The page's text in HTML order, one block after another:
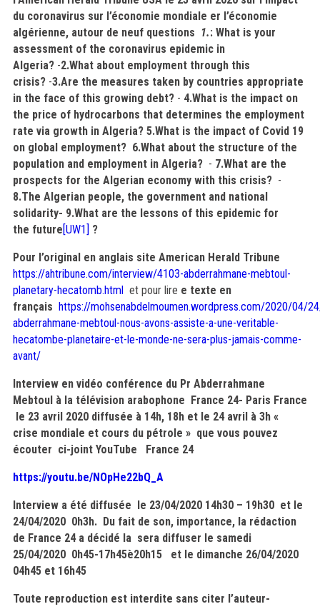
du coronavirus sur l’économie mondiale er l’économie
algérienne, autour de neuf questions 1.: What is your
assessment of the coronavirus epidemic in
Algeria?-2.What about employment through this
crisis?-3.Are the measures taken by countries appropriate
in the face of this growing debt? - 4.What is the impact on
the price of hydrocarbons that determines the employment
rate via growth in Algeria? 5.What is the impact of Covid 19
on global employment? 6.What about the structure of the
population and employment in Algeria?- 7.What are the
prospects for the Algerian economy with this crisis?-
8.The Algerian people, the government and national
solidarity- 9.What are the lessons of this epidemic for
the future[UW1] ?
Pour l’original en anglais site American Herald Tribune
https://ahtribune.com/interview/4103-abderrahmane-mebtoul-
planetary-hecatomb.htmlet pour lire e texte en
français https://mohsenabdelmoumen.wordpress.com/2020/04/
abderrahmane-mebtoul-nous-avons-assiste-a-une-veritable-
hecatombe-planetaire-et-le-monde-ne-sera-plus-jamais-comme-
avant/
Interview en vidéo conférence du Pr Abderrahmane
Mebtoul à la télévision arabophone France 24- Paris France
le 23 avril 2020 diffusée à 14h, 18h et le 24 avril à 3h «
crise mondiale et cours du pétrole » que vous pouvez
écouter ci-joint YouTube France 24
https://youtu.be/NOpHe22bQ_A
Interview a été diffusée le 23/04/2020 14h30 – 19h30 et le
24/04/2020 0h3h. Du fait de son, importance, la rédaction
de France 24 a décidé la sera diffuser le samedi
25/04/2020 0h45-17h45è20h15 et le dimanche 26/04/2020
04h45 et 16h45
Toute reproduction est interdite sans citer l’auteur-